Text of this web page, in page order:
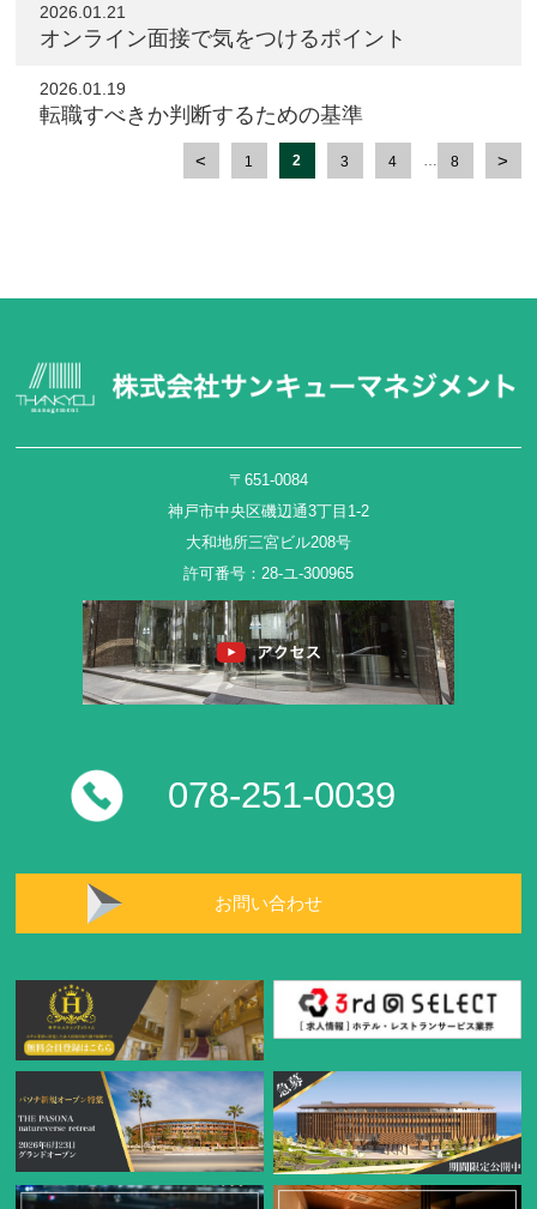
2026.01.21
オンライン面接で気をつけるポイント
2026.01.19
転職すべきか判断するための基準
1 2 3 4 … 8
〒651-0084
神戸市中央区磯辺通3丁目1-2
大和地所三宮ビル208号
許可番号：28-ユ-300965
078-251-0039
お問い合わせ